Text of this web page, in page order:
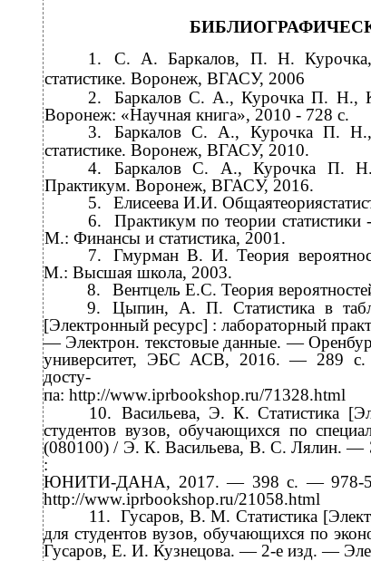
1.
С. А. Баркалов, П. Н.
статистике. Воронеж, ВГАСУ, 2006
2.
Баркалов С. А., Курочка П. Н.,
Воронеж: «Научная книга», 2010 - 728 с.
3.
Баркалов С. А., Курочка П.
статистике. Воронеж, ВГАСУ, 2010.
4.
Баркалов С. А., Курочка П.
Практикум. Воронеж, ВГАСУ, 2016.
5.
Елисеева И.И.
6.
Практикум по теории
М.: Финансы и статистика, 2001.
7.
Гмурман В. И. Теория
М.: Высшая школа, 2003.
8.
Вентцель Е.С. Теория
9.
Цыпин, А. П. Статистика в
[Электронный ресурс] : лабораторный
— Электрон. текстовые данные. —
университет, ЭБС АСВ, 2016. — 289
досту-
па: http://www.iprbookshop.ru/71328.html
10. Васильева, Э. К. Статистика
студентов вузов, обучающихся по
(080100) / Э. К. Васильева, В. С. Лялин. —
:
ЮНИТИ-ДАНА, 2017. — 398 c. — 978-5-
http://www.iprbookshop.ru/21058.html
11. Гусаров, В. М. Статистика
для студентов вузов, обучающихся по
Гусаров, Е. И. Кузнецова. — 2-е изд. —